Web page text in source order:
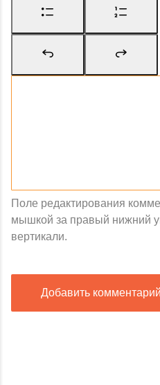
Поле редактирования
мышкой за правый нижний
вертикали.
Добавить комментарий